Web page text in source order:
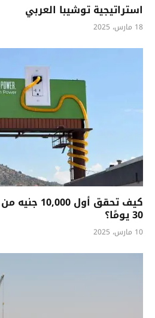
استراتيجية توشيبا العربي
18 مارس، 2025
كيف تحقق
30 يومًا؟
10 مارس، 2025